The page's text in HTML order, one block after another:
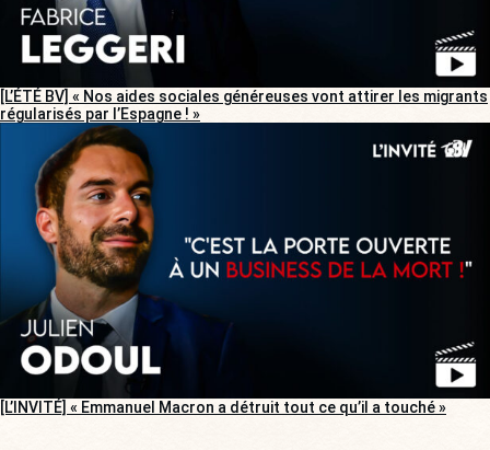
[L’ÉTÉ BV] « Nos aides sociales généreuses vont attirer les migrants
régularisés par l’Espagne ! »
[L’INVITÉ] « Emmanuel Macron a détruit tout ce qu’il a touché »